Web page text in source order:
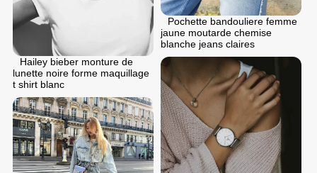
Pochette bandouliere femme
jaune moutarde chemise
blanche jeans claires
Hailey bieber monture de
lunette noire forme maquillage
t shirt blanc